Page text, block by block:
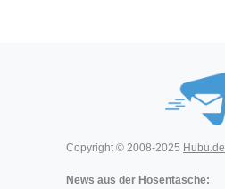
Copyright © 2008-2025 Hubu.de
News aus der Hosentasche: